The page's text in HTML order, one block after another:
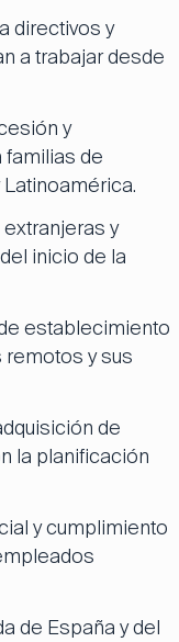
directivos y
a trabajar desde
y
de
y
inicio de la
establecimiento
y sus
de
la planificación
y cumplimiento
de España y del